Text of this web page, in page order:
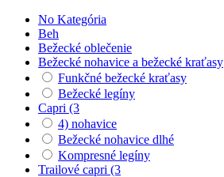
No Kategória
Beh
Bežecké oblečenie
Bežecké nohavice a bežecké kraťasy
Funkčné bežecké kraťasy
Bežecké legíny
Capri (3
4) nohavice
Bežecké nohavice dlhé
Kompresné legíny
Trailové capri (3